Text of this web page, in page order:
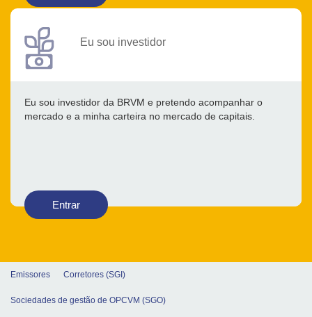
Eu sou investidor
Eu sou investidor da BRVM e pretendo acompanhar o
mercado e a minha carteira no mercado de capitais.
Entrar
Emissores Corretores (SGI)
Sociedades de gestão de OPCVM (SGO)